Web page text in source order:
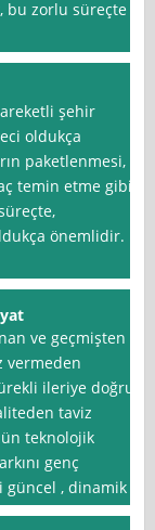
bu zorlu süreçte
şehir
oldukça
paketlenmesi,
temin etme gibi
önemlidir.
ve geçmişten
vermeden
ileriye doğru
taviz
teknolojik
genç
güncel , dinamik